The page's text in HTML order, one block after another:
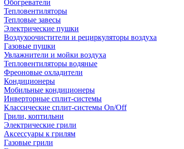
Обогреватели
Тепловентиляторы
Тепловые завесы
Электрические пушки
Воздухоочистители и рециркуляторы воздуха
Газовые пушки
Увлажнители и мойки воздуха
Тепловентиляторы водяные
Фреоновые охладители
Кондиционеры
Мобильные кондиционеры
Инверторные сплит-системы
Классические сплит-системы On/Off
Грили, коптильни
Электрические грили
Аксессуары к грилям
Газовые грили